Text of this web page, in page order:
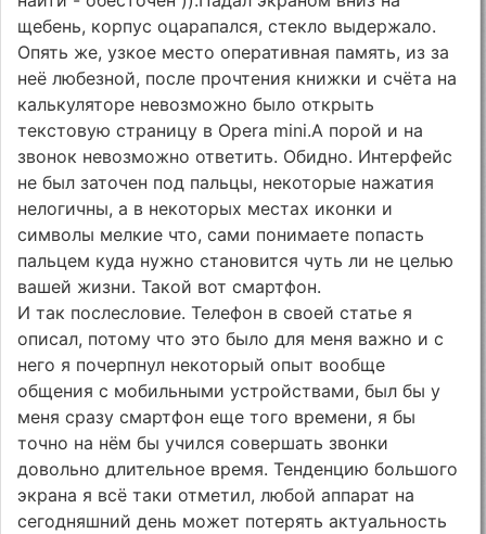
щебень, корпус оцарапался, стекло выдержало.
Опять же, узкое место оперативная память, из за
неё любезной, после прочтения книжки и счёта на
калькуляторе невозможно было открыть
текстовую страницу в Opera mini.А порой и на
звонок невозможно ответить. Обидно. Интерфейс
не был заточен под пальцы, некоторые нажатия
нелогичны, а в некоторых местах иконки и
символы мелкие что, сами понимаете попасть
пальцем куда нужно становится чуть ли не целью
вашей жизни. Такой вот смартфон.
И так послесловие. Телефон в своей статье я
описал, потому что это было для меня важно и с
него я почерпнул некоторый опыт вообще
общения с мобильными устройствами, был бы у
меня сразу смартфон еще того времени, я бы
точно на нём бы учился совершать звонки
довольно длительное время. Тенденцию большого
экрана я всё таки отметил, любой аппарат на
сегодняшний день может потерять актуальность